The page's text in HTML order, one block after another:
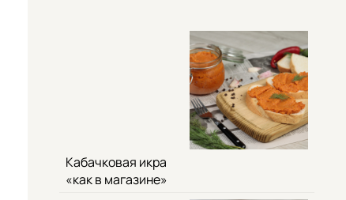
Кабачковая икра
«как в магазине»